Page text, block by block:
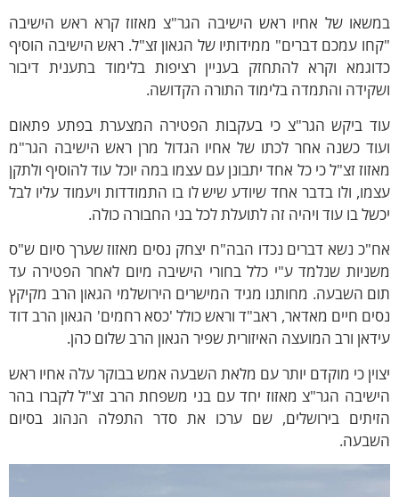
של אחיו ראש הישיבה הגר"צ מאזוז קרא ראש הישיבה
עמכם דברים" ממידותיו של הגאון זצ"ל. ראש הישיבה הוסיף
וקרא להתחזק בעניין רציפות בלימוד בתענית דיבור
והתמדה בלימוד התורה הקדושה.
ביקש הגר"צ כי בעקבות הפטירה המצערת בפתע פתאום
כשנה אחר לכתו של אחיו הגדול מרן ראש הישיבה הגר"מ
זצ"ל כי כל אחד יתבונן עם עצמו במה יוכל עוד להוסיף ולתקן
ולו בדבר אחד שיודע שיש לו בו התמודדות ויעמוד עליו לבל
בו עוד ויהיה זה לתועלת לכל בני החבורה כולה.
נשא דברים נכדו הבה"ח יצחק נסים מאזוז שערך סיום ש"ס
שנלמד ע"י כלל בחורי הישיבה מיום לאחר הפטירה עד
השבעה. מחותנו מגיד המישרים הירושלמי הגאון הרב מקיקץ
חיים מאדאר, ראב"ד וראש כולל 'כסא רחמים' הגאון הרב דוד
ורב המועצה האיזורית שפיר הגאון הרב שלום כהן.
כי מוקדם יותר עם מלאת השבעה אמש בבוקר עלה אחיו ראש
הגר"צ מאזוז יחד עם בני משפחת הרב זצ"ל לקברו בהר
בירושלים, שם ערכו את סדר התפלה הנהוג בסיום